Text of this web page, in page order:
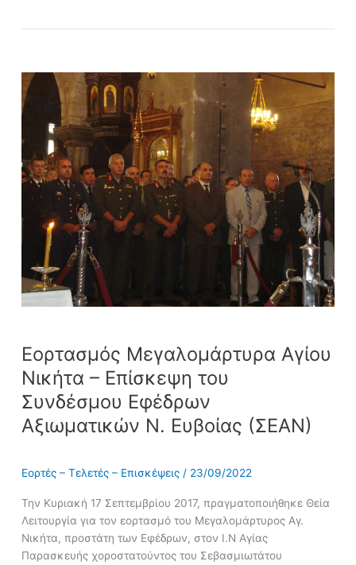
Εορτασμός Μεγαλομάρτυρα Αγίου
Νικήτα – Επίσκεψη του
Συνδέσμου Εφέδρων
Αξιωματικών Ν. Ευβοίας (ΣΕΑΝ)
Εορτές – Τελετές – Επισκέψεις / 23/09/2022
Την Κυριακή 17 Σεπτεμβρίου 2017, πραγματοποιήθηκε Θεία
Λειτουργία για τον εορτασμό του Μεγαλομάρτυρος Αγ.
Νικήτα, προστάτη των Εφέδρων, στον Ι.Ν Αγίας
Παρασκευής χοροστατούντος του Σεβασμιωτάτου
Εορτασμός
Μεγαλομάρτυρα
Αγίου
Νικήτα
Επίσκεψη
του
Συνδέσμου
Εφέδρων
Αξιωματικών
Ευβοίας
(ΣΕΑΝ)